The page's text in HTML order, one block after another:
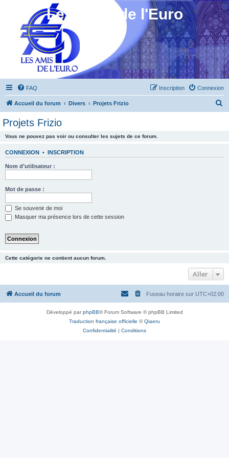
Les Amis de l'Euro
FAQ Connexion
Inscription
Accueil du forum Divers Projets Frizio
Projets Frizio
Vous ne pouvez pas voir ou consulter les sujets de ce forum.
CONNEXION • INSCRIPTION
Nom d’utilisateur :
Mot de passe :
Se souvenir de moi
Masquer ma présence lors de cette session
Cette catégorie ne contient aucun forum.
Aller
Accueil du forum Fuseau horaire sur UTC+02:00
Développé parphpBB® Forum Software © phpBB Limited
Traduction française officielle ©Qiaeru
Confidentialité | Conditions